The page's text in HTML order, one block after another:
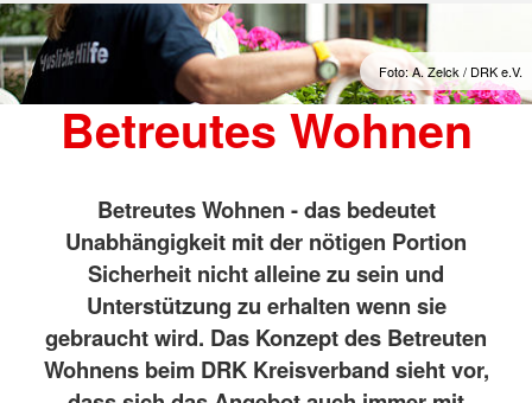
Foto: A. Zelck / DRK e.V.
Betreutes Wohnen
Betreutes Wohnen - das bedeutet
Unabhängigkeit mit der nötigen Portion
Sicherheit nicht alleine zu sein und
Unterstützung zu erhalten wenn sie
gebraucht wird. Das Konzept des Betreuten
Wohnens beim DRK Kreisverband sieht vor,